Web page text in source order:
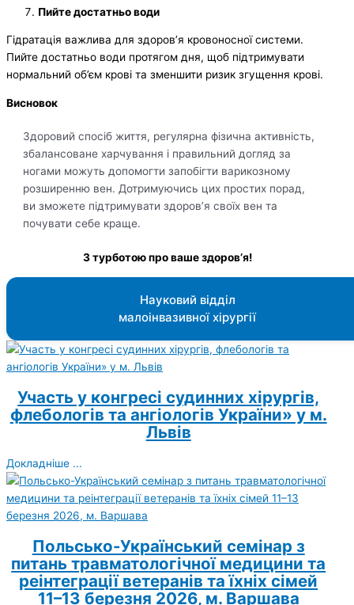
Пийте достатньо води
Гідратація важлива для здоров’я кровоносної системи.
Пийте достатньо води протягом дня, щоб підтримувати
нормальний об’єм крові та зменшити ризик згущення крові.
Висновок
Здоровий спосіб життя, регулярна фізична активність,
збалансоване харчування і правильний догляд за
ногами можуть допомогти запобігти варикозному
розширенню вен. Дотримуючись цих простих порад,
ви зможете підтримувати здоров’я своїх вен та
почувати себе краще.
З турботою про ваше здоров’я!
Науковий відділ
малоінвазивної хірургії
Участь у конгресі судинних хірургів,
флебологів та ангіологів України» у м.
Львів
Докладніше ...
Польсько-Український семінар з
питань травматологічної медицини та
реінтеграції ветеранів та їхніх сімей
11–13 березня 2026, м. Варшава